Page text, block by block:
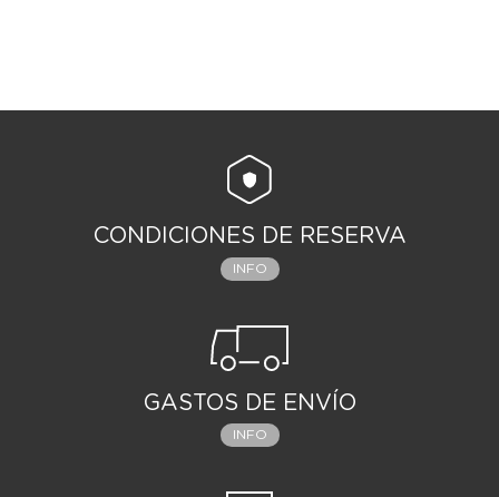
CONDICIONES DE RESERVA
INFO
GASTOS DE ENVÍO
INFO